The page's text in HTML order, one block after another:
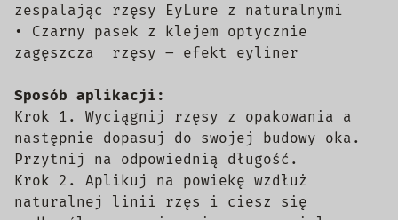
zespalając rzęsy EyLure z naturalnymi
• Czarny pasek z klejem optycznie
zagęszcza rzęsy – efekt eyliner
Sposób aplikacji:
Krok 1. Wyciągnij rzęsy z opakowania a
następnie dopasuj do swojej budowy oka.
Przytnij na odpowiednią długość.
Krok 2. Aplikuj na powiekę wzdłuż
naturalnej linii rzęs i ciesz się